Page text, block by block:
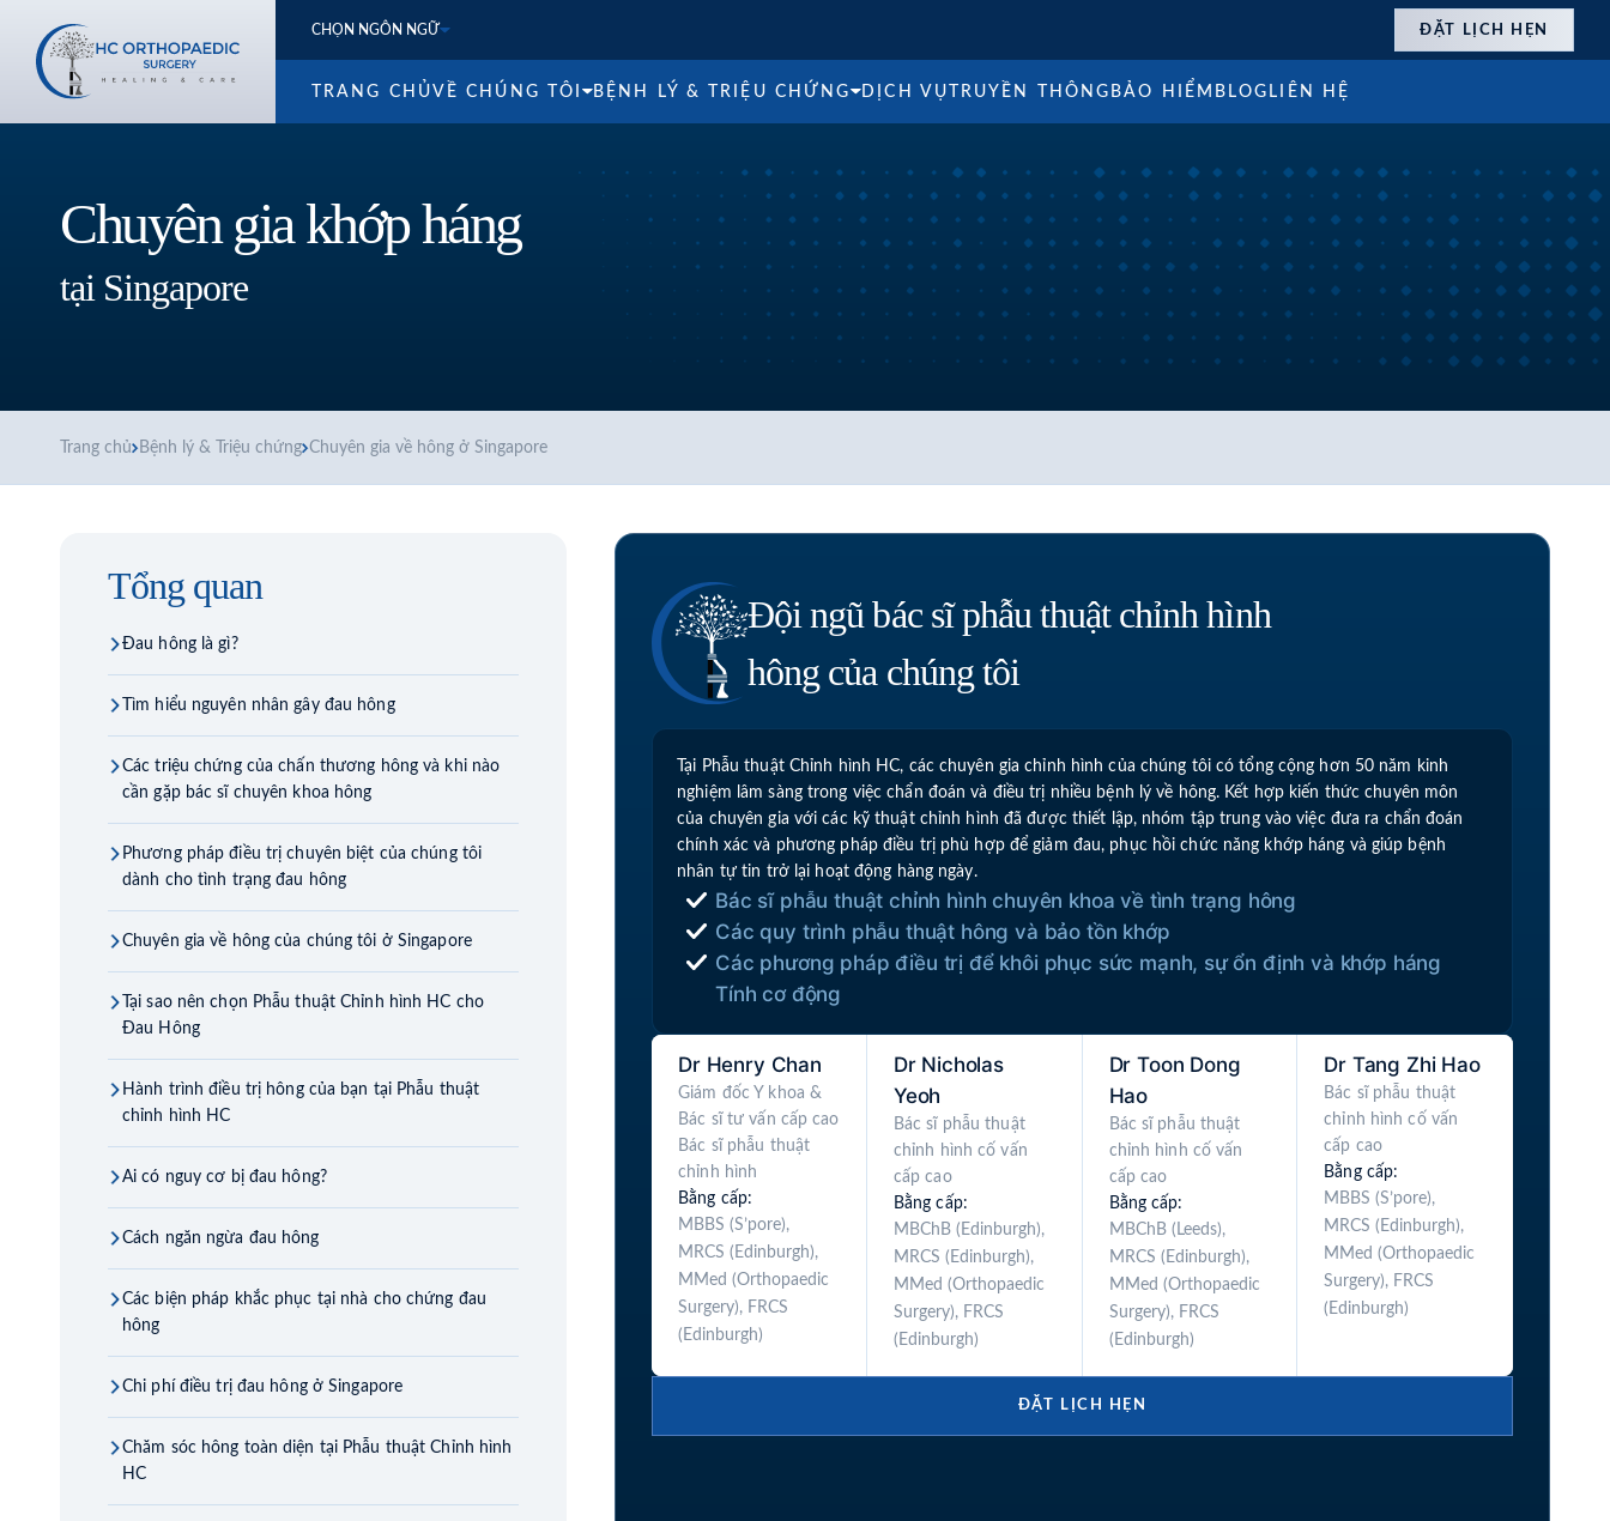
ĐẶT LỊCH HẸN
CHỌN NGÔN NGỮ
TRANG CHỦVỀ CHÚNG TÔI BỆNH LÝ & TRIỆU CHỨNG DỊCH VỤTRUYỀN THÔNG BẢO HIỂM BLOG LIÊN HỆ
Chuyên gia khớp háng
tại Singapore
Trang chủ Bệnh lý & Triệu chứng Chuyên gia về hông ở Singapore
Tổng quan
Đau hông là gì?
Tìm hiểu nguyên nhân gây đau hông
Các triệu chứng của chấn thương hông và khi nào
cần gặp bác sĩ chuyên khoa hông
Phương pháp điều trị chuyên biệt của chúng tôi
dành cho tình trạng đau hông
Chuyên gia về hông của chúng tôi ở Singapore
Tại sao nên chọn Phẫu thuật Chỉnh hình HC cho
Đau Hông
Hành trình điều trị hông của bạn tại Phẫu thuật
chỉnh hình HC
Ai có nguy cơ bị đau hông?
Cách ngăn ngừa đau hông
Các biện pháp khắc phục tại nhà cho chứng đau
hông
Chi phí điều trị đau hông ở Singapore
Chăm sóc hông toàn diện tại Phẫu thuật Chỉnh hình
HC
Đội ngũ bác sĩ phẫu thuật chỉnh hình
hông của chúng tôi
Tại Phẫu thuật Chỉnh hình HC, các chuyên gia chỉnh hình của chúng tôi có tổng cộng hơn 50 năm kinh
nghiệm lâm sàng trong việc chẩn đoán và điều trị nhiều bệnh lý về hông. Kết hợp kiến ​​thức chuyên môn
của chuyên gia với các kỹ thuật chỉnh hình đã được thiết lập, nhóm tập trung vào việc đưa ra chẩn đoán
chính xác và phương pháp điều trị phù hợp để giảm đau, phục hồi chức năng khớp háng và giúp bệnh
nhân tự tin trở lại hoạt động hàng ngày.
Bác sĩ phẫu thuật chỉnh hình chuyên khoa về tình trạng hông
Các quy trình phẫu thuật hông và bảo tồn khớp
Các phương pháp điều trị để khôi phục sức mạnh, sự ổn định và khớp háng
Tính cơ động
Dr Henry Chan
Giám đốc Y khoa &
Bác sĩ tư vấn cấp cao
Bác sĩ phẫu thuật
chỉnh hình
Bằng cấp:
MBBS (S’pore),
MRCS (Edinburgh),
MMed (Orthopaedic
Surgery), FRCS
(Edinburgh)
Dr Nicholas
Yeoh
Bác sĩ phẫu thuật
chỉnh hình cố vấn
cấp cao
Bằng cấp:
MBChB (Edinburgh),
MRCS (Edinburgh),
MMed (Orthopaedic
Surgery), FRCS
(Edinburgh)
Dr Toon Dong
Hao
Bác sĩ phẫu thuật
chỉnh hình cố vấn
cấp cao
Bằng cấp:
MBChB (Leeds),
MRCS (Edinburgh),
MMed (Orthopaedic
Surgery), FRCS
(Edinburgh)
Dr Tang Zhi Hao
Bác sĩ phẫu thuật
chỉnh hình cố vấn
cấp cao
Bằng cấp:
MBBS (S’pore),
MRCS (Edinburgh),
MMed (Orthopaedic
Surgery), FRCS
(Edinburgh)
ĐẶT LỊCH HẸN